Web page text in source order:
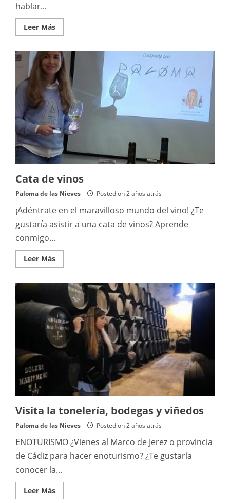
hablar...
Leer MásRead
more
en
Jerez
de
la
Frontera
Cata de vinos
Paloma de las Nieves Posted on 2 años atrás
¡Adéntrate en el maravilloso mundo del vino! ¿Te
gustaría asistir a una cata de vinos? Aprende
conmigo...
Leer MásRead
more
vinos
Visita la tonelería, bodegas y viñedos
Paloma de las Nieves Posted on 2 años atrás
ENOTURISMO ¿Vienes al Marco de Jerez o provincia
de Cádiz para hacer enoturismo? ¿Te gustaría
conocer la...
Leer MásRead
more